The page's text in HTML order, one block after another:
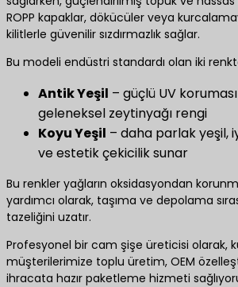
ROPP kapaklar, dökücüler veya
kilitlerle güvenilir sızdırmazlık sağlar.
Bu modeli endüstri standardı olan iki
Antik Yeşil – güçlü UV
geleneksel zeytinyağı rengi
Koyu Yeşil – daha parlak yeşil,
ve estetik çekicilik sunar
Bu renkler yağların oksidasyondan
yardımcı olarak, taşıma ve depolama
tazeliğini uzatır.
Profesyonel bir cam şişe üreticisi olarak,
müşterilerimize toplu üretim, OEM
ihracata hazır paketleme hizmeti